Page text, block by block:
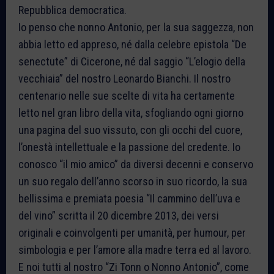
Repubblica democratica.
Io penso che nonno Antonio, per la sua saggezza, non
abbia letto ed appreso, né dalla celebre epistola “De
senectute” di Cicerone, né dal saggio “L’elogio della
vecchiaia” del nostro Leonardo Bianchi. Il nostro
centenario nelle sue scelte di vita ha certamente
letto nel gran libro della vita, sfogliando ogni giorno
una pagina del suo vissuto, con gli occhi del cuore,
l’onestà intellettuale e la passione del credente. Io
conosco “il mio amico” da diversi decenni e conservo
un suo regalo dell’anno scorso in suo ricordo, la sua
bellissima e premiata poesia “Il cammino dell’uva e
del vino” scritta il 20 dicembre 2013, dei versi
originali e coinvolgenti per umanità, per humour, per
simbologia e per l’amore alla madre terra ed al lavoro.
E noi tutti al nostro “Zi Tonn o Nonno Antonio”, come